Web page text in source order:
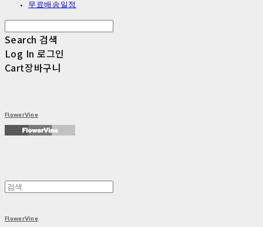
무료배송일정
Search 검색
Log In 로그인
Cart장바구니
FlowerVine
FlowerVine